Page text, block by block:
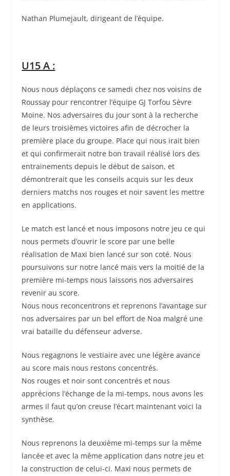
Nathan Plumejault, dirigeant de l’équipe.
U15 A :
Nous nous déplaçons ce samedi chez nos voisins de
Roussay pour rencontrer l’équipe GJ Torfou Sèvre
Moine. Nos adversaires du jour sont à la recherche
de leurs troisièmes victoires afin de décrocher la
première place du groupe. Place qui nous irait bien
et qui confirmerait notre bon travail réalisé lors des
entrainements depuis le début de saison, et
démontrerait que les conseils acquis sur les deux
derniers matchs nos rouges et noir savent les mettre
en applications.
Le match est lancé et nous imposons notre jeu ce qui
nous permets d’ouvrir le score par une belle
réalisation de Maxi bien lancé sur son coté. Nous
poursuivons sur notre lancé mais vers la moitié de la
première mi-temps nous laissons nos adversaires
revenir au score.
Nous nous reconcentrons et reprenons l’avantage sur
nos adversaires par un bel effort de Noa malgré une
vrai bataille du défenseur adverse.
Nous regagnons le vestiaire avec une légère avance
au score mais nous restons concentrés.
Nos rouges et noir sont concentrés et nous
apprécions l’échange de la mi-temps, nous avons les
armes il faut qu’on creuse l’écart maintenant voici la
synthèse.
Nous reprenons la deuxième mi-temps sur la même
lancée et avec la même application dans notre jeu et
la construction de celui-ci. Maxi nous permets de